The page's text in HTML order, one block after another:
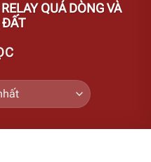
RELAY QUÁ DÒNG VÀ